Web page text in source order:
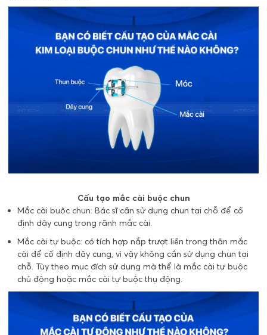
Cấu tạo mắc cài buộc chun
Mắc cài buộc chun: Bác sĩ cần sử dụng chun tại chỗ để cố
định dây cung trong rãnh mắc cài.
Mắc cài tự buộc: có tích hợp nắp trượt liền trong thân mắc
cài để cố định dây cung, vì vậy không cần sử dụng chun tại
chỗ. Tùy theo mục đích sử dụng mà thể là mắc cài tự buộc
chủ động hoặc mắc cài tự buộc thụ động.